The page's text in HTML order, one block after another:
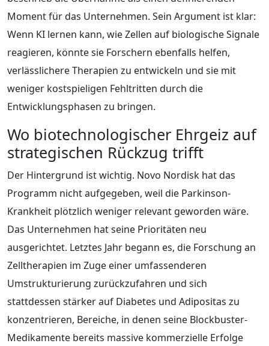
Moment für das Unternehmen. Sein Argument ist klar:
Wenn KI lernen kann, wie Zellen auf biologische Signale
reagieren, könnte sie Forschern ebenfalls helfen,
verlässlichere Therapien zu entwickeln und sie mit
weniger kostspieligen Fehltritten durch die
Entwicklungsphasen zu bringen.
Wo biotechnologischer Ehrgeiz auf
strategischen Rückzug trifft
Der Hintergrund ist wichtig. Novo Nordisk hat das
Programm nicht aufgegeben, weil die Parkinson-
Krankheit plötzlich weniger relevant geworden wäre.
Das Unternehmen hat seine Prioritäten neu
ausgerichtet. Letztes Jahr begann es, die Forschung an
Zelltherapien im Zuge einer umfassenderen
Umstrukturierung zurückzufahren und sich
stattdessen stärker auf Diabetes und Adipositas zu
konzentrieren, Bereiche, in denen seine Blockbuster-
Medikamente bereits massive kommerzielle Erfolge